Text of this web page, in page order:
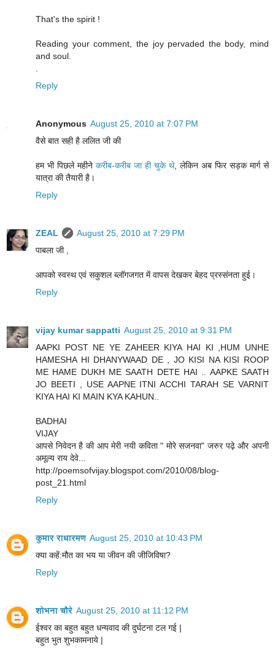
That's the spirit !
Reading your comment, the joy pervaded the body, mind
and soul.
Reply
Anonymous August 25, 2010 at 7:07 PM
वैसे बात सही है ललित जी की
हम भी पिछले महीने करीब-करीब जा ही चुके थे, लेकिन अब फिर सड़क मार्ग से
यात्रा की तैयारी है।
Reply
ZEAL
August 25, 2010 at 7:29 PM
पाबला जी ,
आपको स्वस्थ एवं सकुशल ब्लॉगजगत में वापस देखकर बेहद प्रस्संनता हुई।
Reply
vijay kumar sappatti August 25, 2010 at 9:31 PM
AAPKI POST NE YE ZAHEER KIYA HAI KI ,HUM UNHE
HAMESHA HI DHANYWAAD DE , JO KISI NA KISI ROOP
ME HAME DUKH ME SAATH DETE HAI .. AAPKE SAATH
JO BEETI , USE AAPNE ITNI ACCHI TARAH SE VARNIT
KIYA HAI KI MAIN KYA KAHUN..
BADHAI
VIJAY
आपसे निवेदन है की आप मेरी नयी कविता " मोरे सजनवा" जरुर पढ़े और अपनी
अमूल्य राय देवे...
http://poemsofvijay.blogspot.com/2010/08/blog-
post_21.html
Reply
कुमार राधारमण August 25, 2010 at 10:43 PM
क्या कहें:मौत का भय या जीवन की जीजिविषा?
Reply
शोभना चौरे August 25, 2010 at 11:12 PM
ईश्वर का बहुत बहुत धन्यवाद की दुर्घटना टल गई |
बहुत भुत शुभकामनाये |